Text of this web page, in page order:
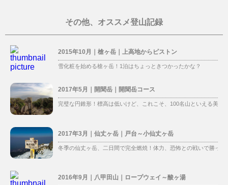
その他、オススメ登山記録
2015年10月｜槍ヶ岳｜上高地からピストン
雪化粧を始める槍ヶ岳！1泊はちょっときつかったかな？
2017年5月｜開聞岳｜開聞岳コース
完璧な円錐形！標高は低いけど、これこそ、100名山といえる美
2017年3月｜仙丈ヶ岳｜戸台～小仙丈ヶ岳
冬季の仙丈ヶ岳、二日間で完全燃焼！体力、恐怖との戦いで勝っ
2016年9月｜八甲田山｜ロープウェイ～酸ヶ湯